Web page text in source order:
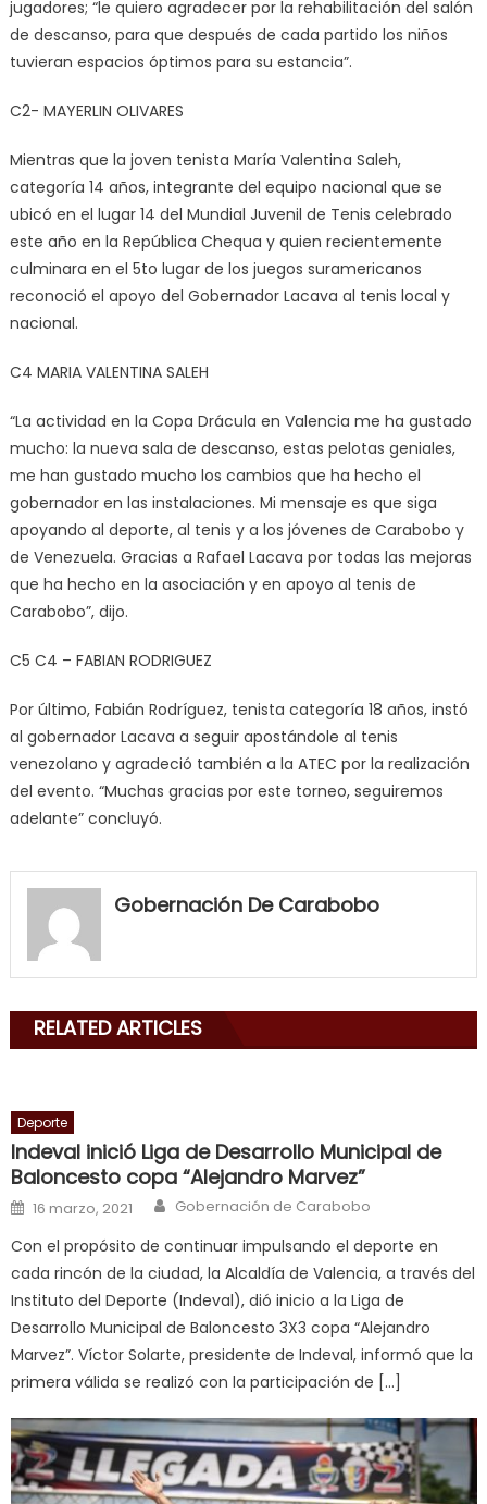
jugadores; “le quiero agradecer por la rehabilitación del salón
de descanso, para que después de cada partido los niños
tuvieran espacios óptimos para su estancia”.
C2- MAYERLIN OLIVARES
Mientras que la joven tenista María Valentina Saleh,
categoría 14 años, integrante del equipo nacional que se
ubicó en el lugar 14 del Mundial Juvenil de Tenis celebrado
este año en la República Chequa y quien recientemente
culminara en el 5to lugar de los juegos suramericanos
reconoció el apoyo del Gobernador Lacava al tenis local y
nacional.
C4 MARIA VALENTINA SALEH
“La actividad en la Copa Drácula en Valencia me ha gustado
mucho: la nueva sala de descanso, estas pelotas geniales,
me han gustado mucho los cambios que ha hecho el
gobernador en las instalaciones. Mi mensaje es que siga
apoyando al deporte, al tenis y a los jóvenes de Carabobo y
de Venezuela. Gracias a Rafael Lacava por todas las mejoras
que ha hecho en la asociación y en apoyo al tenis de
Carabobo”, dijo.
C5 C4 – FABIAN RODRIGUEZ
Por último, Fabián Rodríguez, tenista categoría 18 años, instó
al gobernador Lacava a seguir apostándole al tenis
venezolano y agradeció también a la ATEC por la realización
del evento. “Muchas gracias por este torneo, seguiremos
adelante” concluyó.
my
neighbor
mouth
will
smith
is
cuckold,
nice
milf
in
squirting,
आपक
न
भ
भ
क
Gobernación De Carabobo
RELATED ARTICLES
Deporte
Indeval inició Liga de Desarrollo Municipal de
Baloncesto copa “Alejandro Marvez”
Posted on
16 marzo, 2021 Author
Gobernación de Carabobo
Con el propósito de continuar impulsando el deporte en
cada rincón de la ciudad, la Alcaldía de Valencia, a través del
Instituto del Deporte (Indeval), dió inicio a la Liga de
Desarrollo Municipal de Baloncesto 3X3 copa “Alejandro
Marvez”. Víctor Solarte, presidente de Indeval, informó que la
primera válida se realizó con la participación de […]